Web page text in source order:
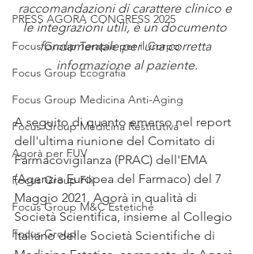
PRESS AGORA CONGRESS 2025
Focus Group Terapie per il Corpo
Focus Group Ecografia
Focus Group Medicina Anti-Aging
Focus Group Medicina Restitutiva
Agorà per FUV
Focus Group Fili
Focus Group M&C Estetiche
Focus Group
raccomandazioni di carattere clinico e
le integrazioni utili, è un documento
fondamentale per una corretta
informazione al paziente.
A seguito di quanto emerso nel report
dell'ultima riunione del Comitato di
Farmacovigilanza (PRAC) dell'EMA
(Agenzia Europea del Farmaco) del 7
Maggio 2021, Agorà in qualità di
Società Scientifica, insieme al Collegio
Italiano delle Società Scientifiche di